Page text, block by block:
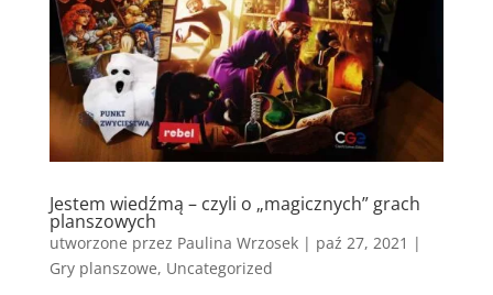
Jestem wiedźmą – czyli o „magicznych” grach
planszowych
utworzone przez Paulina Wrzosek| paź 27, 2021 |
Gry planszowe, Uncategorized